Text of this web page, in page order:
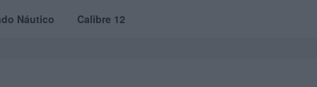
Náutico Calibre 12